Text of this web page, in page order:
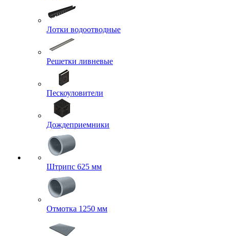
Лотки водоотводные
Решетки ливневые
Пескоуловители
Дождеприемники
Штрипс 625 мм
Отмотка 1250 мм